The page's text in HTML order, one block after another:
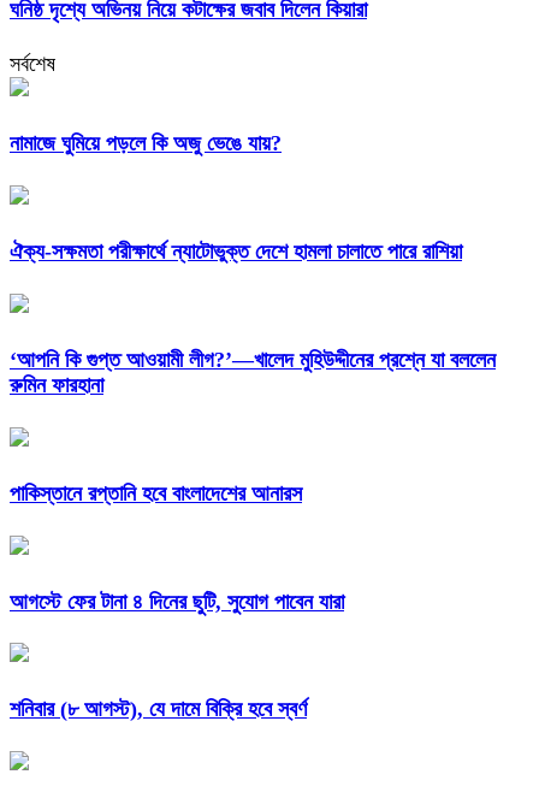
ঘনিষ্ঠ দৃশ্যে অভিনয় নিয়ে কটাক্ষের জবাব দিলেন কিয়ারা
সর্বশেষ
নামাজে ঘুমিয়ে পড়লে কি অজু ভেঙে যায়?
ঐক্য-সক্ষমতা পরীক্ষার্থে ন্যাটোভুক্ত দেশে হামলা চালাতে পারে রাশিয়া
‘আপনি কি গুপ্ত আওয়ামী লীগ?’—খালেদ মুহিউদ্দীনের প্রশ্নে যা বললেন
রুমিন ফারহানা
পাকিস্তানে রপ্তানি হবে বাংলাদেশের আনারস
আগস্টে ফের টানা ৪ দিনের ছুটি, সুযোগ পাবেন যারা
শনিবার (৮ আগস্ট), যে দামে বিক্রি হবে স্বর্ণ